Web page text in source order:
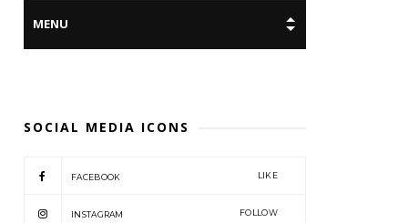
SOCIAL MEDIA ICONS
FACEBOOK LIKE
INSTAGRAM FOLLOW